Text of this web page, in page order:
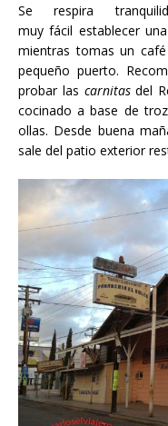
Se respira
muy fácil establecer
mientras tomas un
pequeño puerto.
probar las carnitasdel
cocinado a base de
ollas. Desde buena
sale del patio exterior